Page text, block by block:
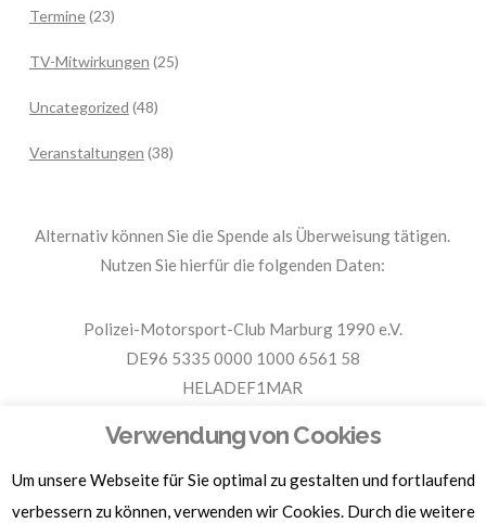
Termine(23)
TV-Mitwirkungen (25)
Uncategorized (48)
Veranstaltungen (38)
Alternativ können Sie die Spende als Überweisung tätigen.
Nutzen Sie hierfür die folgenden Daten:
Polizei-Motorsport-Club Marburg 1990 e.V.
DE96 5335 0000 1000 6561 58
HELADEF1MAR
Für Spendenbescheinigungen, Sachspenden und weitere
Informationen, hier klicken.
Verwendung von Cookies
Um unsere Webseite für Sie optimal zu gestalten und fortlaufend
verbessern zu können, verwenden wir Cookies. Durch die weitere